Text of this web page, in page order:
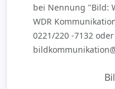
bei Nennung "Bild:
WDR
0221/220 -7132